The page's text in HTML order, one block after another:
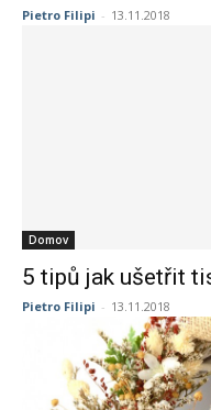
Pietro Filipi - 13.11.2018
Domov
5 tipů jak ušetřit
Pietro Filipi - 13.11.2018